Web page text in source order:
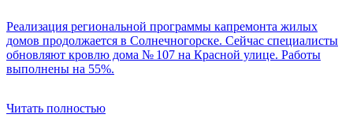
Реализация региональной программы капремонта жилых
домов продолжается в Солнечногорске. Сейчас специалисты
обновляют кровлю дома № 107 на Красной улице. Работы
выполнены на 55%.
Читать полностью